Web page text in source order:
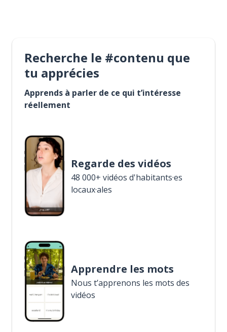
Recherche le #contenu que
tu apprécies
Apprends à parler de ce qui t’intéresse
réellement
Regarde des vidéos
48 000+ vidéos d'habitants·es
locaux·ales
Apprendre les mots
Nous t’apprenons les mots des
vidéos